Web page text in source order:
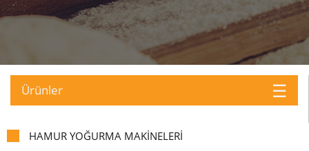
Ürünler ☰
HAMUR YOĞURMA MAKİNELERİ